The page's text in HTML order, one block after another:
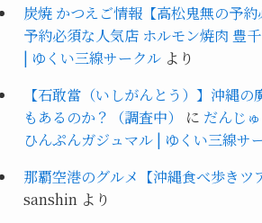
炭焼 かつえご情報【高松鬼無の予約
予約必須な人気店 ホルモン焼肉 豊千
| ゆくい三線サークルより
【石敢當（いしがんとう）】沖縄
もあるのか？（調査中）
に だんじ
ひんぷんガジュマル | ゆくい三線サ
那覇空港のグルメ【沖縄食べ歩きツ
sanshinより